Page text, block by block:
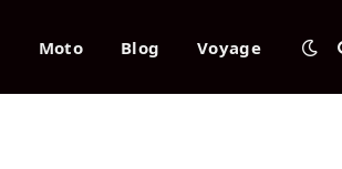
Moto Blog Voyage